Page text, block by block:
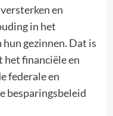
en
in het
gezinnen. Dat is
het financiële en
federale en
besparingsbeleid